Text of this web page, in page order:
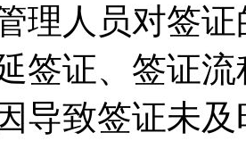
理人员对签
签证、签证
导致签证未